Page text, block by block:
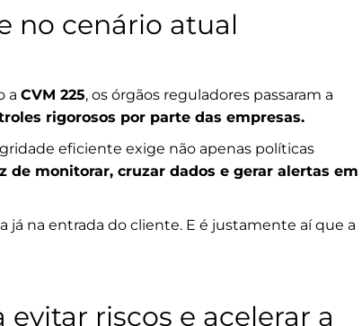
no cenário atual
a CVM 225, os órgãos reguladores passaram a
rigorosos por parte das empresas.
eficiente exige não apenas políticas
de monitorar, cruzar dados e gerar alertas em
já na entrada do cliente. E é justamente aí que a
riscos e acelerar a